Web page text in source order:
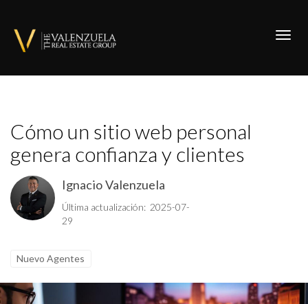
Cómo un sitio web personal
genera confianza y clientes
Ignacio Valenzuela
Última actualización: 2025-07-
29
Nuevo Agentes